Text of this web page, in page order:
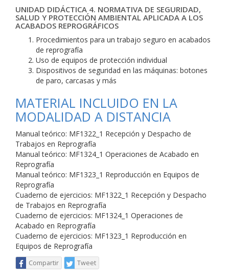
UNIDAD DIDÁCTICA 4. NORMATIVA DE SEGURIDAD,
SALUD Y PROTECCIÓN AMBIENTAL APLICADA A LOS
ACABADOS REPROGRÁFICOS
Procedimientos para un trabajo seguro en acabados
de reprografía
Uso de equipos de protección individual
Dispositivos de seguridad en las máquinas: botones
de paro, carcasas y más
MATERIAL INCLUIDO EN LA
MODALIDAD A DISTANCIA
Manual teórico: MF1322_1 Recepción y Despacho de
Trabajos en Reprografía
Manual teórico: MF1324_1 Operaciones de Acabado en
Reprografía
Manual teórico: MF1323_1 Reproducción en Equipos de
Reprografía
Cuaderno de ejercicios: MF1322_1 Recepción y Despacho
de Trabajos en Reprografía
Cuaderno de ejercicios: MF1324_1 Operaciones de
Acabado en Reprografía
Cuaderno de ejercicios: MF1323_1 Reproducción en
Equipos de Reprografía
Compartir Tweet